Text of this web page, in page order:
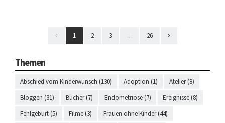
1 2 3 ... 26
Themen
Abschied vom Kinderwunsch (130) Adoption (1)
Atelier (8)
Bloggen (31)
Bücher (7) Endometriose (7)
Ereignisse (8)
Fehlgeburt (5)
Filme (3)
Frauen ohne Kinder (44)